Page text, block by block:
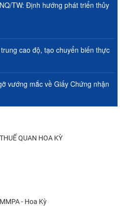
TW: Định hướng phát triển thủy
cao độ, tạo chuyển biến thực
vướng mắc về Giấy Chứng nhận
THUẾ QUAN HOA KỲ
MMPA - Hoa Kỳ